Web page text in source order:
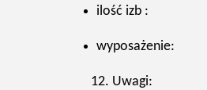
ilość izb :
wyposażenie:
Uwagi: